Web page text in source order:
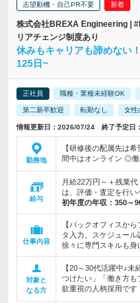
志望動機・自己PR不要
株式会社BREXA Engineering |
リアチェンジ制度あり
休みもキャリアも諦めな
125日~
正社員 職種・業種未経験OK
第二新卒歓迎 転勤なし 女性
情報更新日：2026/07/24 終了予定日
勤務地
【研修後の配属先は
間中はオンライン ◎
給与
月給22万円～＋残業
は、評価・査定を行い
初年度の年収： 350～
仕事内容
【バックオフィスか
タ入力、スケジュー
徐々に専門スキルも身
対象と
なる方
【20～30代活躍中♪
つけたい」「働き方
欲重視の人柄採用です